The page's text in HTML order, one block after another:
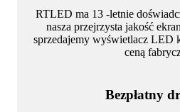
RTLED ma 13 -letnie
nasza przejrzysta jakość
sprzedajemy wyświetlacz LED
ceną
Bezpłatny